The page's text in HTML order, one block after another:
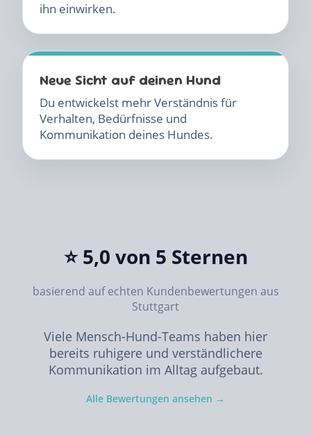
ihn einwirken.
Neue Sicht auf deinen Hund
Du entwickelst mehr Verständnis für
Verhalten, Bedürfnisse und
Kommunikation deines Hundes.
⭐ 5,0 von 5 Sternen
basierend auf echten Kundenbewertungen aus
Stuttgart
Viele Mensch-Hund-Teams haben hier
bereits ruhigere und verständlichere
Kommunikation im Alltag aufgebaut.
Alle Bewertungen ansehen →